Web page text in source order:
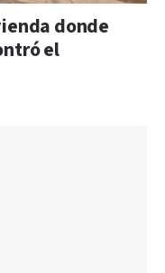
donde
el